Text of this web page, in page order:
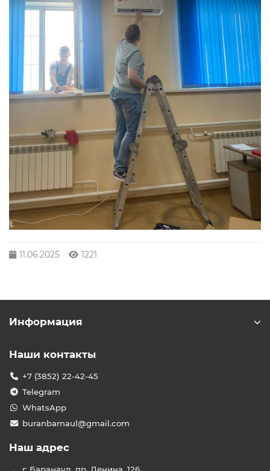
11.06.2025 1221
Информация
Наши контакты
+7 (3852) 22-42-45
Telegram
WhatsApp
buranbarnaul@gmail.com
Наш адрес